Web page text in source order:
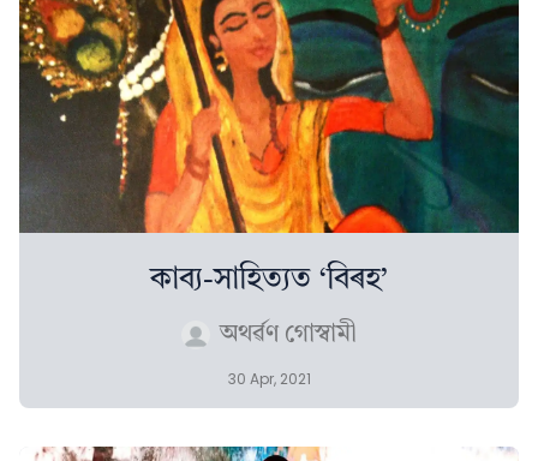
কাব্য-সাহিত্যত ‘বিৰহ’
অথৰ্ৱণ গোস্বামী
30 Apr, 2021